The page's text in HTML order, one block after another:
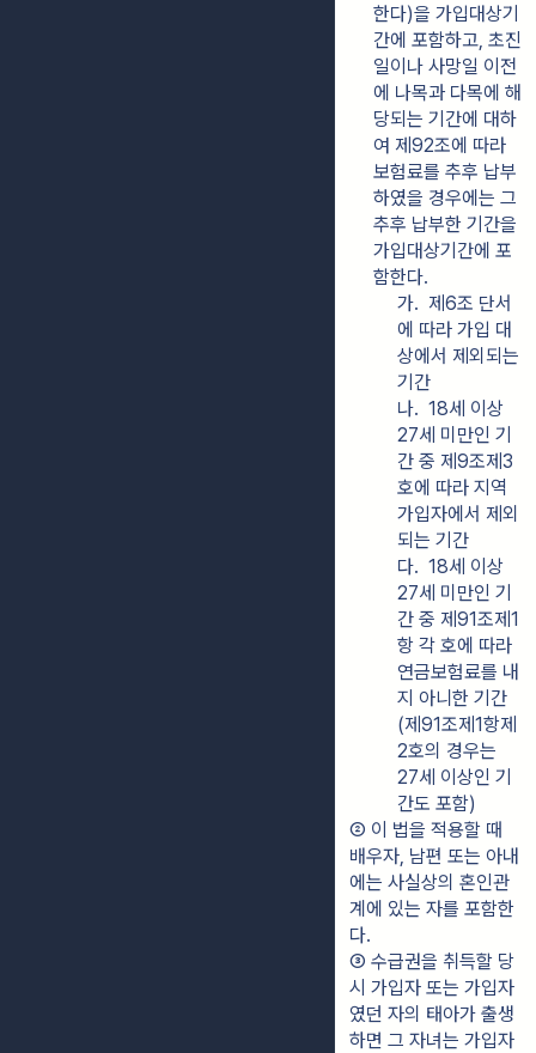
한다)을 가입대상기
간에 포함하고, 초진
일이나 사망일 이전
에 나목과 다목에 해
당되는 기간에 대하
여 제92조에 따라
보험료를 추후 납부
하였을 경우에는 그
추후 납부한 기간을
가입대상기간에 포
함한다.
가.  제6조 단서
에 따라 가입 대
상에서 제외되는
기간
나.  18세 이상
27세 미만인 기
간 중 제9조제3
호에 따라 지역
가입자에서 제외
되는 기간
다.  18세 이상
27세 미만인 기
간 중 제91조제1
항 각 호에 따라
연금보험료를 내
지 아니한 기간
(제91조제1항제
2호의 경우는
27세 이상인 기
간도 포함)
② 이 법을 적용할 때
배우자, 남편 또는 아내
에는 사실상의 혼인관
계에 있는 자를 포함한
다.
③ 수급권을 취득할 당
시 가입자 또는 가입자
였던 자의 태아가 출생
하면 그 자녀는 가입자